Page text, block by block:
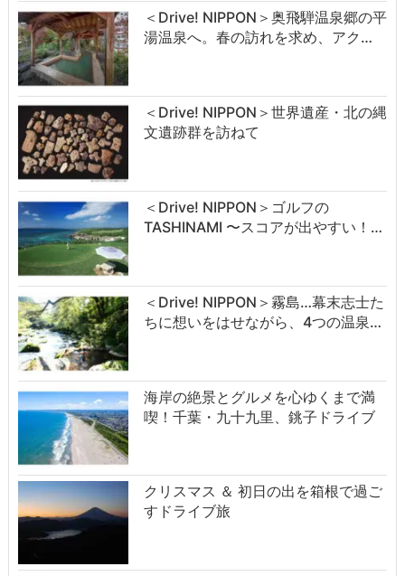
＜Drive! NIPPON＞奥飛騨温泉郷の平
湯温泉へ。春の訪れを求め、アク…
＜Drive! NIPPON＞世界遺産・北の縄
文遺跡群を訪ねて
＜Drive! NIPPON＞ゴルフの
TASHINAMI 〜スコアが出やすい！…
＜Drive! NIPPON＞霧島…幕末志士た
ちに想いをはせながら、4つの温泉…
海岸の絶景とグルメを心ゆくまで満
喫！千葉・九十九里、銚子ドライブ
クリスマス ＆ 初日の出を箱根で過ご
すドライブ旅